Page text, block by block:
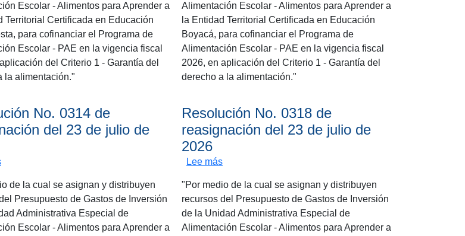
Escolar - Alimentos para Aprender a
Territorial Certificada en Educación
para cofinanciar el Programa de
Escolar - PAE en la vigencia fiscal
del Criterio 1 - Garantía del
la alimentación."
Alimentación Escolar - Alimentos para Aprender a
la Entidad Territorial Certificada en Educación
Boyacá, para cofinanciar el Programa de
Alimentación Escolar - PAE en la vigencia fiscal
2026, en aplicación del Criterio 1 - Garantía del
derecho a la alimentación."
julio de 2026
No. 0314 de
del 23 de julio de
sobre Resolución No. 0314 de reasignación del 23 de julio de 2026
de la cual se asignan y distribuyen
Presupuesto de Gastos de Inversión
Administrativa Especial de
Escolar - Alimentos para Aprender a
Resolución No. 0318 de
reasignación del 23 de julio de
2026
Lee mássobre Resolución No. 0318 de reasignación del 23 de
"Por medio de la cual se asignan y distribuyen
recursos del Presupuesto de Gastos de Inversión
de la Unidad Administrativa Especial de
Alimentación Escolar - Alimentos para Aprender a